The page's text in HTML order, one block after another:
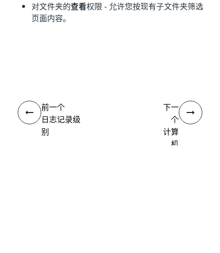
对文件夹的查看权限 - 允许您按现有子文件夹筛选
页面内容。
前一个
日志记录级
别
下一
个
计算
机